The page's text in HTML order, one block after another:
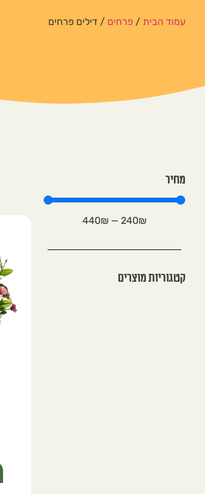
עמוד הבית / פרחים / דילים פרחים
מחיר
240₪
—
440₪
קטגוריות מוצרים